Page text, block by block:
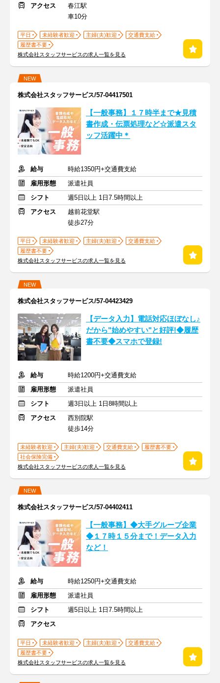
アクセス
春江駅
車10分
平日 未経験者歓迎 主婦(夫)歓迎
交通費支給
履歴書不要
株式会社スタッフサービスの求人一覧を見る
NEW
株式会社スタッフサービス/57-04417501
【一般事務】１７時半まで★見積
書作成・伝票処理など☆派遣スタ
ッフ活躍中＊
給与
時給1350円+交通費支給
雇用形態
派遣社員
シフト
週5日以上 1日7.5時間以上
アクセス
越前花堂駅
徒歩27分
平日 未経験者歓迎 主婦(夫)歓迎
交通費支給
履歴書不要
株式会社スタッフサービスの求人一覧を見る
NEW
株式会社スタッフサービス/57-04423429
【データ入力】電話対応ほぼなし♪
だから"始めやすい"と好評!◆履歴
書不要◆スマホで登録!
給与
時給1200円+交通費支給
雇用形態
派遣社員
シフト
週3日以上 1日8時間以上
アクセス
西別院駅
徒歩14分
未経験者歓迎 主婦(夫)歓迎 交通費支給
履歴書不要
社会保険完備
株式会社スタッフサービスの求人一覧を見る
NEW
株式会社スタッフサービス/57-04402411
【一般事務】◆大手グループ企業
◆１７時１５分まで！データ入力
など！
給与
時給1250円+交通費支給
雇用形態
派遣社員
シフト
週5日以上 1日7.5時間以上
アクセス
平日 未経験者歓迎 主婦(夫)歓迎
交通費支給
履歴書不要
株式会社スタッフサービスの求人一覧を見る